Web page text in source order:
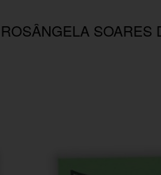
ROSÂNGELA SOARES